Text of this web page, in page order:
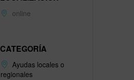
online
CATEGORÍA
Ayudas locales o
regionales